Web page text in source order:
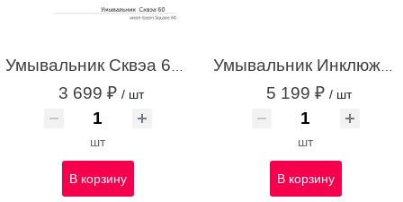
3 699 ₽ / шт
шт
В корзину
5 199 ₽ / шт
шт
В корзину